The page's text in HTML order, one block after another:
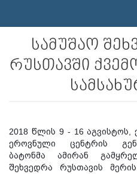
სამუშაო
რუსთავში
2018 წლის 9 - 16 აგვისტოს,
ეროვნული ცენტრის
ბატონმა ამირან
შეხვედრა რუსთავის